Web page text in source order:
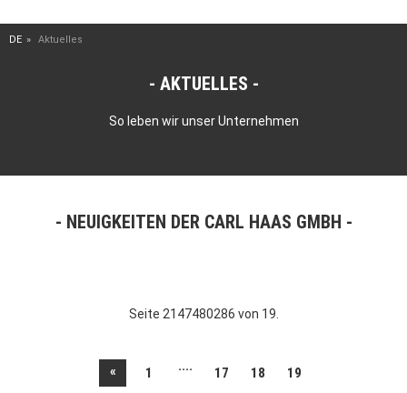
DE Aktuelles
AKTUELLES
So leben wir unser Unternehmen
NEUIGKEITEN DER CARL HAAS GMBH
Seite 2147480286 von 19.
« 1 .... 17 18 19